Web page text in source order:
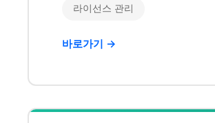
라이선스 관리
바로가기 →